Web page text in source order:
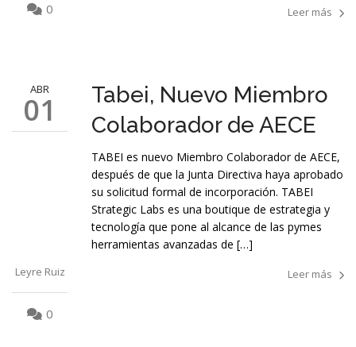
0 Leer más
ABR
01
Leyre Ruiz
0
Tabei, Nuevo Miembro
Colaborador de AECE
TABEI es nuevo Miembro Colaborador de AECE,
después de que la Junta Directiva haya aprobado
su solicitud formal de incorporación. TABEI
Strategic Labs es una boutique de estrategia y
tecnología que pone al alcance de las pymes
herramientas avanzadas de […]
Leer más